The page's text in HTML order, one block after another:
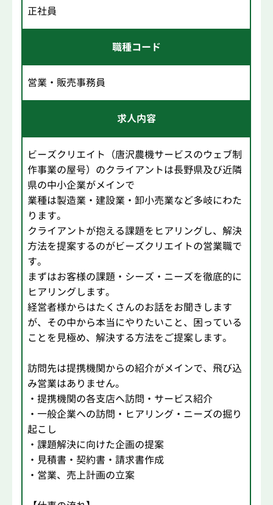
正社員
職種コード
営業・販売事務員
求人内容
ビーズクリエイト（唐沢農機サービスのウェブ制
作事業の屋号）のクライアントは長野県及び近隣
県の中小企業がメインで
業種は製造業・建設業・卸小売業など多岐にわた
ります。
クライアントが抱える課題をヒアリングし、解決
方法を提案するのがビーズクリエイトの営業職で
す。
まずはお客様の課題・シーズ・ニーズを徹底的に
ヒアリングします。
経営者様からはたくさんのお話をお聞きします
が、その中から本当にやりたいこと、困っている
ことを見極め、解決する方法をご提案します。
訪問先は提携機関からの紹介がメインで、飛び込
み営業はありません。
・提携機関の各支店へ訪問・サービス紹介
・一般企業への訪問・ヒアリング・ニーズの掘り
起こし
・課題解決に向けた企画の提案
・見積書・契約書・請求書作成
・営業、売上計画の立案